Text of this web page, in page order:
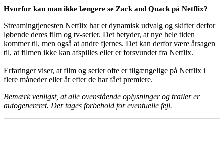
Hvorfor kan man ikke længere se Zack and Quack på Netflix?
Streamingtjenesten Netflix har et dynamisk udvalg og skifter derfor
løbende deres film og tv-serier. Det betyder, at nye hele tiden
kommer til, men også at andre fjernes. Det kan derfor være årsagen
til, at filmen ikke kan afspilles eller er forsvundet fra Netflix.
Erfaringer viser, at film og serier ofte er tilgængelige på Netflix i
flere måneder eller år efter de har fået premiere.
Bemærk venligst, at alle ovenstående oplysninger og trailer er
autogenereret. Der tages forbehold for eventuelle fejl.